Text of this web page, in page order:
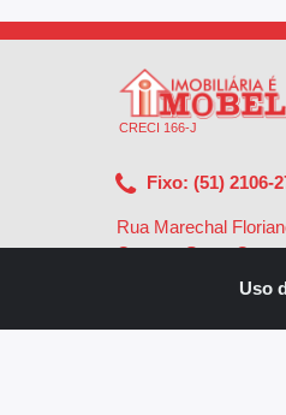
CRECI 166-J
Fixo: (51) 2106-
Rua Marechal
Centro - Santa Cruz
Uso